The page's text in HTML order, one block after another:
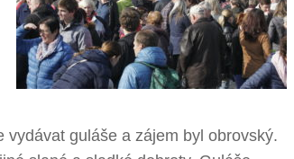
guláše a zájem byl obrovský.